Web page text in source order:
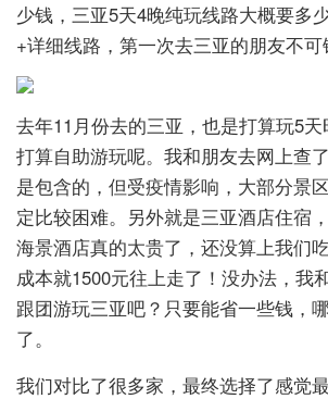
少钱，三亚5天4晚纯玩线路大概要多
+详细线路，第一次去三亚的朋友不可
去年11月份去的三亚，也是打算玩5
打算自助游玩呢。我和朋友去网上查
是包含的，但受疫情影响，大部分景
定比较困难。另外就是三亚酒店住宿
海景酒店真的太贵了，还没算上我们
成本就1500元往上走了！没办法，我
跟团游玩三亚吧？只要能省一些钱，
了。
我们对比了很多家，最终选择了感觉